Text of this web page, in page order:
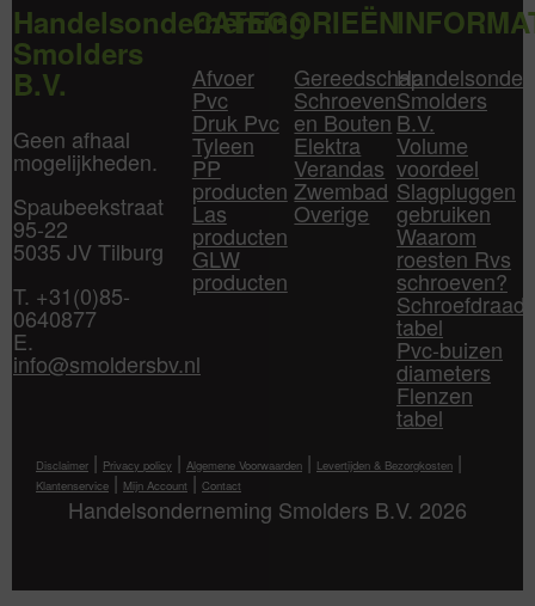
Handelsonderneming
Smolders
B.V.
Geen afhaal
mogelijkheden.
Spaubeekstraat
95-22
5035 JV Tilburg
T. +31(0)85-
0640877
E.
info@smoldersbv.nl
CATEGORIEËN
Afvoer
Pvc
Druk Pvc
Tyleen
PP
producten
Las
producten
GLW
producten
Gereedschap
Schroeven
en Bouten
Elektra
Verandas
Zwembad
Overige
Smolders
B.V.
Volume
voordeel
Slagpluggen
gebruiken
Waarom
roesten Rvs
schroeven?
Schroefdraad
tabel
Pvc-buizen
diameters
Flenzen
tabel
Disclaimer | Privacy policy | Algemene Voorwaarden | Levertijden & Bezorgkosten |
Klantenservice | Mijn Account | Contact
Handelsonderneming Smolders B.V. 2026